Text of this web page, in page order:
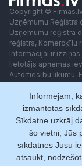
Copyright ©
Uzņēmumu Reģistra
Uzņēmumu reģistra
reģistrs, Komercķīlu
Informācijai ir
lietotājs apņemas
Autortiesību likumu.
lēmumiem, kas
izmantot jebkādas
piekļuvei sistēmai
redaktore: Ingūna
Lietošanas noteikumi
Informējam,
izmantotas
Sīkdatne uzkrāj
šo vietni, Jūs
sīkdatnes Jūsu
atsaukt,